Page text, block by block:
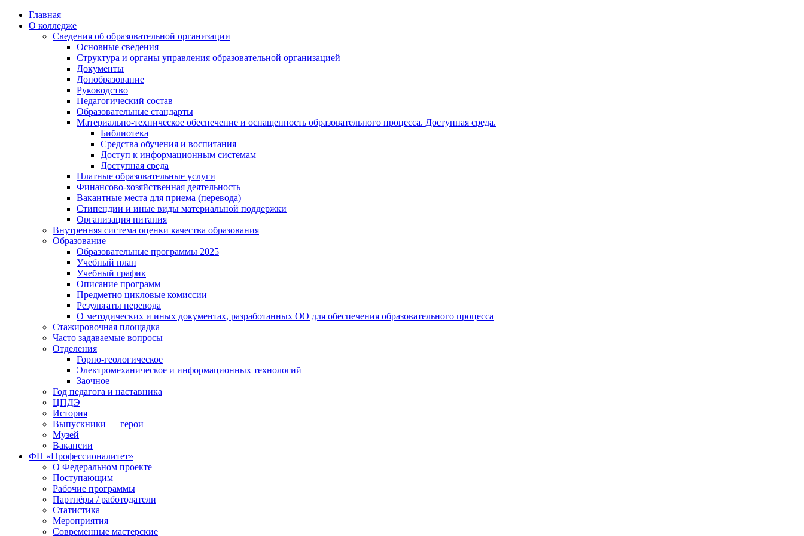
Перейти
содержимому
Главная
О колледже
Сведения об образовательной организации
Основные сведения
Структура и органы управления образовательной организацией
Документы
Допобразование
Руководство
Педагогический состав
Образовательные стандарты
Материально-техническое обеспечение и оснащенность образовательного процесса. Доступная среда.
Библиотека
Средства обучения и воспитания
Доступ к информационным системам
Доступная среда
Платные образовательные услуги
Финансово-хозяйственная деятельность
Вакантные места для приема (перевода)
Стипендии и иные виды материальной поддержки
Организация питания
Внутренняя система оценки качества образования
Образование
Образовательные программы 2025
Учебный план
Учебный график
Описание программ
Предметно цикловые комиссии
Результаты перевода
О методических и иных документах, разработанных ОО для обеспечения образовательного процесса
Стажировочная площадка
Часто задаваемые вопросы
Отделения
Горно-геологическое
Электромеханическое и информационных технологий
Заочное
Год педагога и наставника
ЦПДЭ
История
Выпускники — герои
Музей
Вакансии
ФП «Профессионалитет»
О Федеральном проекте
Поступающим
Рабочие программы
Партнёры / работодатели
Статистика
Мероприятия
Современные мастерские